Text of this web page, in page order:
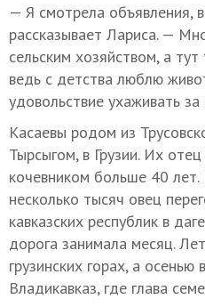
— Я смотрела объявления,
рассказывает Лариса. —
сельским хозяйством, а
ведь с детства люблю
удовольствие ухаживать за
Касаевы родом из
Тырсыгом, в Грузии. Их
кочевником больше 40
несколько тысяч овец
кавказских республик в
дорога занимала месяц.
грузинских горах, а осенью
Владикавказ, где глава